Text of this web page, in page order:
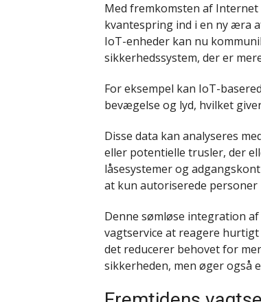
Med fremkomsten af
kvantespring ind i en ny æra
IoT-enheder kan nu
sikkerhedssystem, der er
For eksempel kan IoT-
bevægelse og lyd, hvilket
Disse data kan analyseres
eller potentielle trusler, der
låsesystemer og
at kun autoriserede
Denne sømløse integration
vagtservice at reagere
det reducerer behovet for
sikkerheden, men øger også